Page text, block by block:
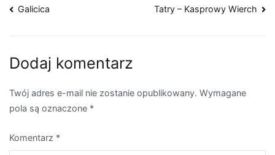
Nawigacja
Galicica Tatry – Kasprowy Wierch
Dodaj komentarz
Twój adres e-mail nie zostanie opublikowany. Wymagane
pola są oznaczone *
Komentarz *